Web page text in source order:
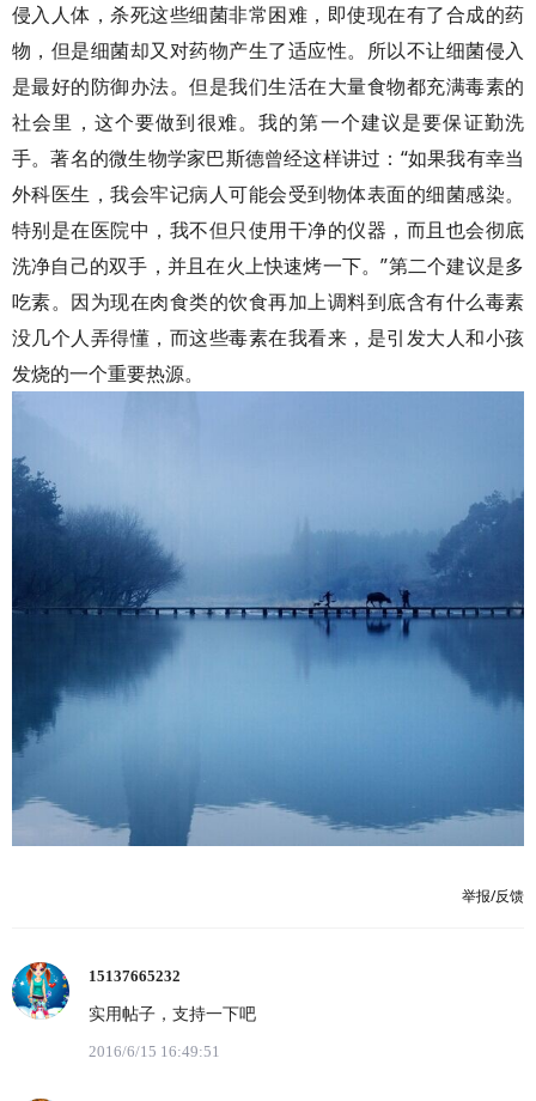
侵入人体，杀死这些细菌非常困难，即使现在有了合成的药
物，但是细菌却又对药物产生了适应性。所以不让细菌侵入
是最好的防御办法。但是我们生活在大量食物都充满毒素的
社会里，这个要做到很难。我的第一个建议是要保证勤洗
手。著名的微生物学家巴斯德曾经这样讲过：“如果我有幸当
外科医生，我会牢记病人可能会受到物体表面的细菌感染。
特别是在医院中，我不但只使用干净的仪器，而且也会彻底
洗净自己的双手，并且在火上快速烤一下。”第二个建议是多
吃素。因为现在肉食类的饮食再加上调料到底含有什么毒素
没几个人弄得懂，而这些毒素在我看来，是引发大人和小孩
发烧的一个重要热源。
举报/反馈
15137665232
实用帖子，支持一下吧
2016/6/15 16:49:51